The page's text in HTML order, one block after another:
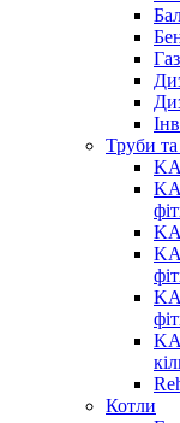
Труби
Котли